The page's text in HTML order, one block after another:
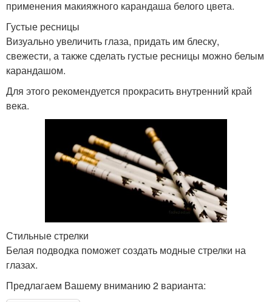
применения макияжного карандаша белого цвета.
Густые ресницы
Визуально увеличить глаза, придать им блеску,
свежести, а также сделать густые ресницы можно белым
карандашом.
Для этого рекомендуется прокрасить внутренний край
века.
Стильные стрелки
Белая подводка поможет создать модные стрелки на
глазах.
Предлагаем Вашему вниманию 2 варианта: